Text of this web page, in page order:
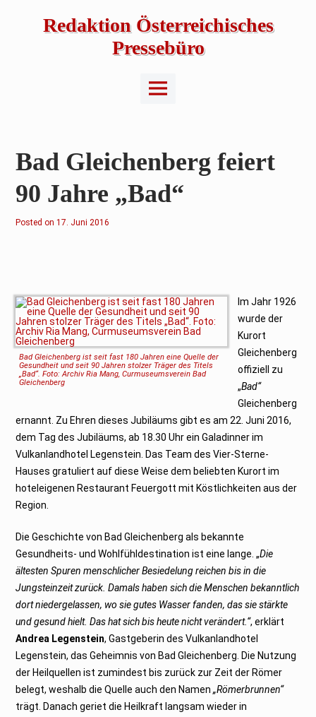
Redaktion Österreichisches
Pressebüro
Main
Menu
Bad Gleichenberg feiert
90 Jahre „Bad“
Posted on1
0
1
6
17. Juni 2016
Bad Gleichenberg ist seit fast 180 Jahren eine Quelle der
Gesundheit und seit 90 Jahren stolzer Träger des Titels
„Bad“. Foto: Archiv Ria Mang, Curmuseumsverein Bad
Gleichenberg
Im Jahr 1926
wurde der
Kurort
Gleichenberg
offiziell zu
„Bad“
Gleichenberg
ernannt. Zu Ehren dieses Jubiläums gibt es am 22. Juni 2016,
dem Tag des Jubiläums, ab 18.30 Uhr ein Galadinner im
Vulkanlandhotel Legenstein. Das Team des Vier-Sterne-
Hauses gratuliert auf diese Weise dem beliebten Kurort im
hoteleigenen Restaurant Feuergott mit Köstlichkeiten aus der
Region.
Die Geschichte von Bad Gleichenberg als bekannte
Gesundheits- und Wohlfühldestination ist eine lange. „Die
ältesten Spuren menschlicher Besiedelung reichen bis in die
Jungsteinzeit zurück. Damals haben sich die Menschen bekanntlich
dort niedergelassen, wo sie gutes Wasser fanden, das sie stärkte
und gesund hielt. Das hat sich bis heute nicht verändert.“, erklärt
Andrea Legenstein, Gastgeberin des Vulkanlandhotel
Legenstein, das Geheimnis von Bad Gleichenberg. Die Nutzung
der Heilquellen ist zumindest bis zurück zur Zeit der Römer
belegt, weshalb die Quelle auch den Namen„Römerbrunnen“
trägt. Danach geriet die Heilkraft langsam wieder in